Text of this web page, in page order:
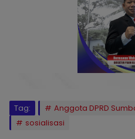
Tag: Anggota DPRD
sosialisasi